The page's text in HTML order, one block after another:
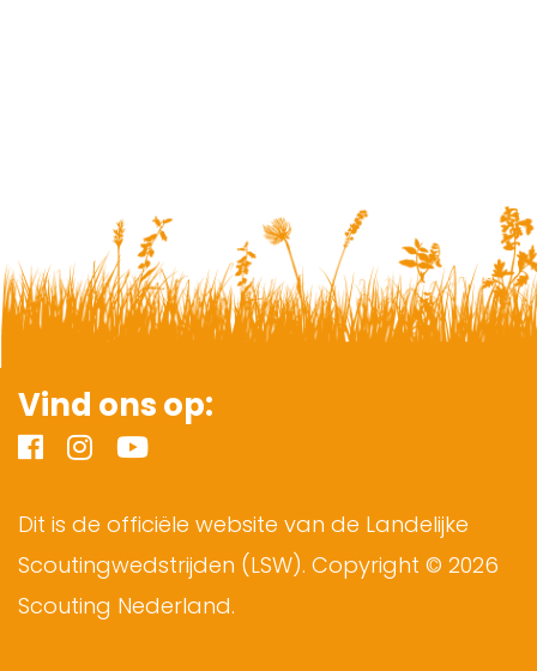
Vind ons op:
Dit is de officiële website van de Landelijke
Scoutingwedstrijden (LSW). Copyright © 2026
Scouting Nederland.